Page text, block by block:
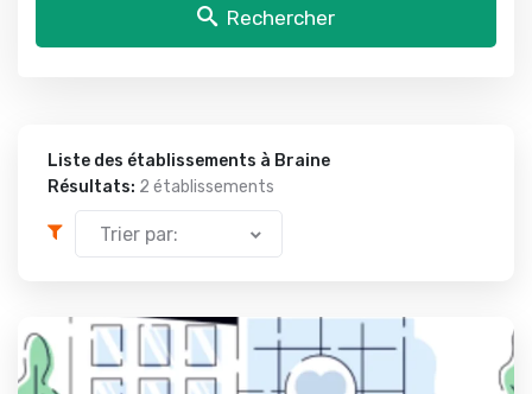
Rechercher
Liste des établissements à Braine
Résultats: 2 établissements
Trier par: